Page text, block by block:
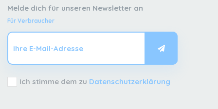
Melde dich für unseren Newsletter an
Für Verbraucher
Ich stimme dem zu Datenschutzerklärung